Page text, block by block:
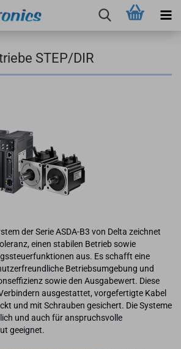
STEP/DIR
der Serie ASDA-B3 von Delta zeichnet
einen stabilen Betrieb sowie
aus. Es schafft eine
Betriebsumgebung und
sowie den Ausgabewert. Diese
ausgestattet, vorgefertigte Kabel
und mit Schrauben gesichert. Die Systeme
und auch für anspruchsvolle
geeignet.